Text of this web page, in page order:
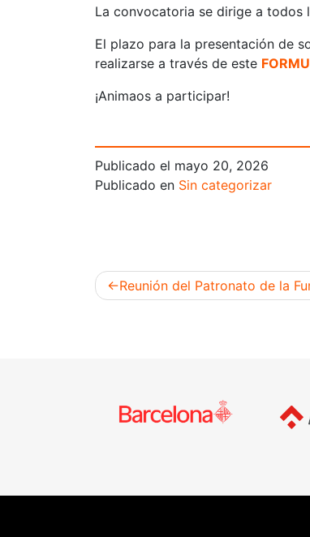
La convocatoria se dirige a todos
El plazo para la presentación de
realizarse a través de este
¡Animaos a participar!
Publicado el mayo 20, 2026
Publicado en Sin categorizar
Reunión del Patronato de la